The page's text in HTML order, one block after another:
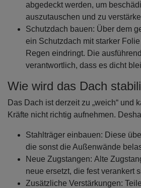
abgedeckt werden, um
auszutauschen und zu
Schutzdach bauen: Über dem
ein Schutzdach mit starker
Regen eindringt. Die
verantwortlich, dass es dicht
Wie wird das Dach
Das Dach ist derzeit zu „weich“ und
Kräfte nicht richtig aufnehmen.
Stahlträger einbauen: Diese
die sonst die Außenwände
Neue Zugstangen: Alte
neue ersetzt, die fest verankert
Zusätzliche Verstärkungen: